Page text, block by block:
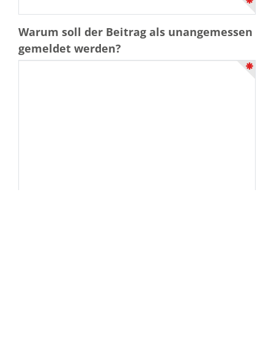
Warum soll der Beitrag als unangemessen
gemeldet werden?